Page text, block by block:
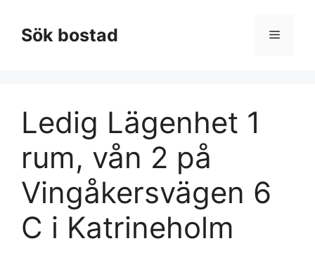
innehållSök bostad Meny
Ledig Lägenhet 1
rum, vån 2 på
Vingåkersvägen 6
C i Katrineholm